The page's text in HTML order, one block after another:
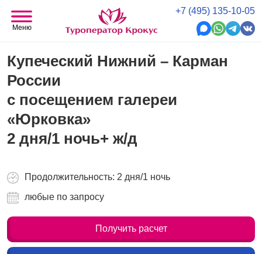
+7 (495) 135-10-05
Меню
Купеческий Нижний – Карман
России
с посещением галереи
«Юрковка»
2 дня/1 ночь+ ж/д
Продолжительность: 2 дня/1 ночь
любые по запросу
Получить расчет